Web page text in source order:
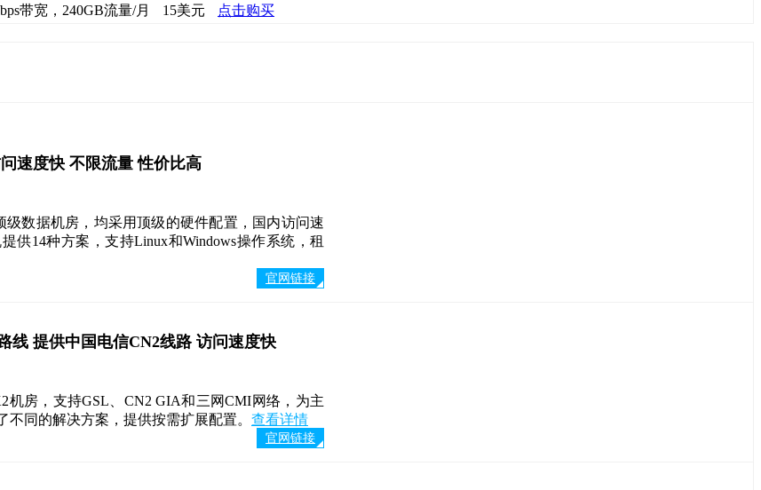
带宽，240GB流量/月 15美元 点击购买
速度快 不限流量 性价比高
级数据机房，均采用顶级的硬件配置，国内访问速
供14种方案，支持Linux和Windows操作系统，租
官网链接
线 提供中国电信CN2线路 访问速度快
机房，支持GSL、CN2 GIA和三网CMI网络，为主
同的解决方案，提供按需扩展配置。 查看详情
官网链接